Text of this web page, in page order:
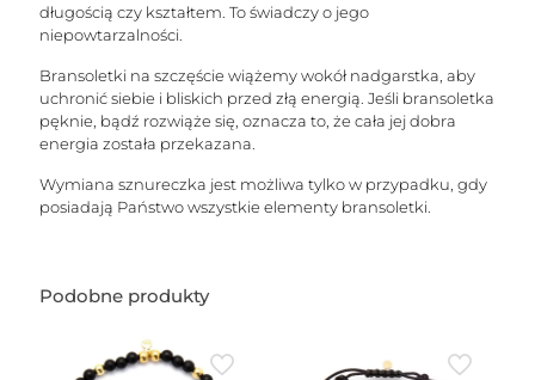
długością czy kształtem. To świadczy o jego
niepowtarzalności.
Bransoletki na szczęście wiążemy wokół nadgarstka, aby
uchronić siebie i bliskich przed złą energią. Jeśli bransoletka
pęknie, bądź rozwiąże się, oznacza to, że cała jej dobra
energia została przekazana.
Wymiana sznureczka jest możliwa tylko w przypadku, gdy
posiadają Państwo wszystkie elementy bransoletki.
Podobne produkty